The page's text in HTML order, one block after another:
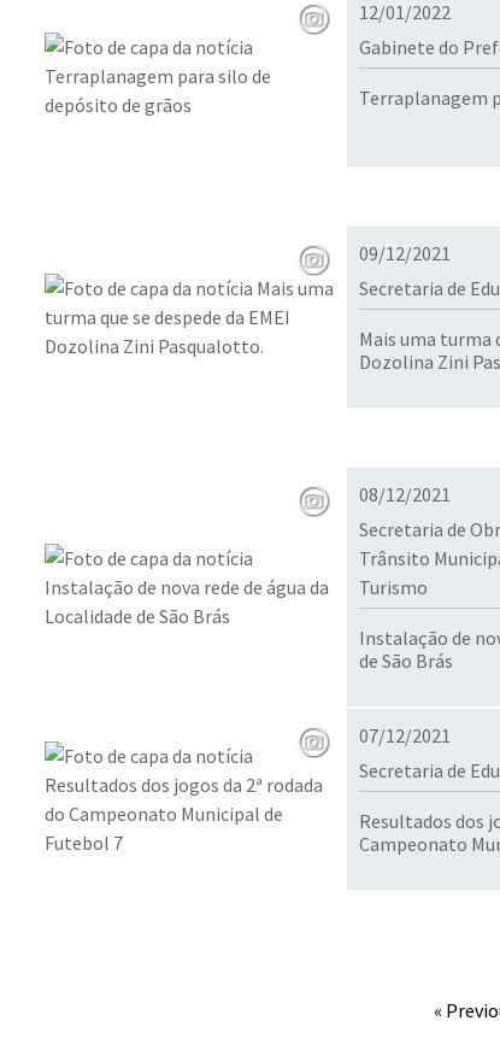
12/01/2022
Gabinete do
09/12/2021
Secretaria de
Mais uma turma
Dozolina Zini
08/12/2021
Secretaria de
Trânsito
Turismo
Instalação de
de São Brás
07/12/2021
Secretaria de
Resultados dos
Campeonato
«